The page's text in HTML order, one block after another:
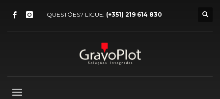
QUESTÕES? LIGUE: (+351) 219 614 830